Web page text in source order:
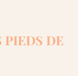
PIEDS DE